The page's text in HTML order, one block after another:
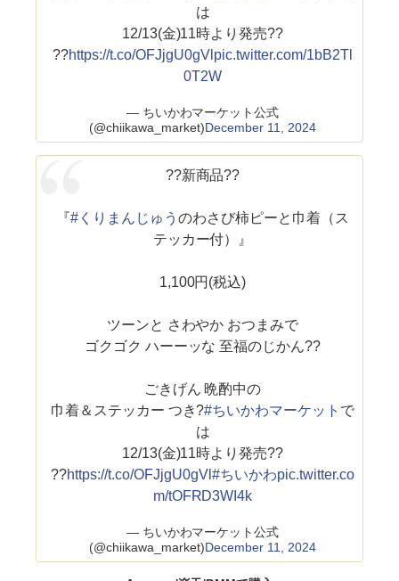
は
12/13(金)11時より発売??
??https://t.co/OFJjgU0gVl pic.twitter.com/1bB2Tl
0T2W
— ちいかわマーケット公式
(@chiikawa_market)December 11, 2024
??新商品??
『#くりまんじゅうのわさび柿ピーと巾着（ス
テッカー付）』
1,100円(税込)
ツーンと さわやか おつまみで
ゴクゴク ハーーッな 至福のじかん??
ごきげん 晩酌中の
巾着＆ステッカー つき?#ちいかわマーケット で
は
12/13(金)11時より発売??
??https://t.co/OFJjgU0gVl #ちいかわpic.twitter.co
m/tOFRD3WI4k
— ちいかわマーケット公式
(@chiikawa_market)December 11, 2024